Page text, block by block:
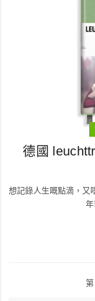
德國
想記錄人生嘅點滴，又
年